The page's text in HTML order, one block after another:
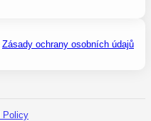
Zásady ochrany osobních údajů
Policy